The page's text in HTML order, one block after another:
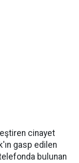
cinayet
gasp edilen
bulunan